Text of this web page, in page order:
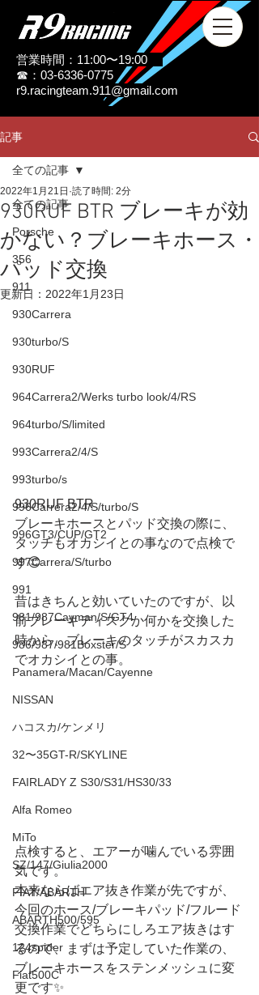
営業時間：11:00〜19:00
☎：03-6336-0775
r9.racingteam.911@gmail.com
記事
全ての記事
Porsche
356
911
930Carrera
930turbo/S
930RUF
964Carrera2/Werks turbo look/4/RS
964turbo/S/limited
993Carrera2/4/S
993turbo/s
996Carrera2/4/S/turbo/S
996GT3/CUP/GT2
997Carrera/S/turbo
991
981/987Cayman/S/GT4
986/987/981Boxster/S
Panamera/Macan/Cayenne
NISSAN
ハコスカ/ケンメリ
32〜35GT-R/SKYLINE
FAIRLADY Z S30/S31/HS30/33
Alfa Romeo
MiTo
SZ/147/Giulia2000
FIAT/ABARTH
ABARTH500/595
124spider
Fiat500C
全ての記事
930RUF BTR ブレーキが効
かない？ブレーキホース・
パッド交換
2022年1月21日 読了時間: 2分
更新日： 2022年1月23日
930RUF BTR
ブレーキホースとパッド交換の際に、
タッチもオカシイとの事なので点検で
す😊
昔はきちんと効いていたのですが、以
前ブレーキディスクか何かを交換した
時から、ブレーキのタッチがスカスカ
でオカシイとの事。
点検すると、エアーが噛んでいる雰囲
気です。
本来ならばエア抜き作業が先ですが、
今回のホース/ブレーキパッド/フルード
交換作業でどちらにしろエア抜きはす
るので、まずは予定していた作業の、
ブレーキホースをステンメッシュに変
更です✨